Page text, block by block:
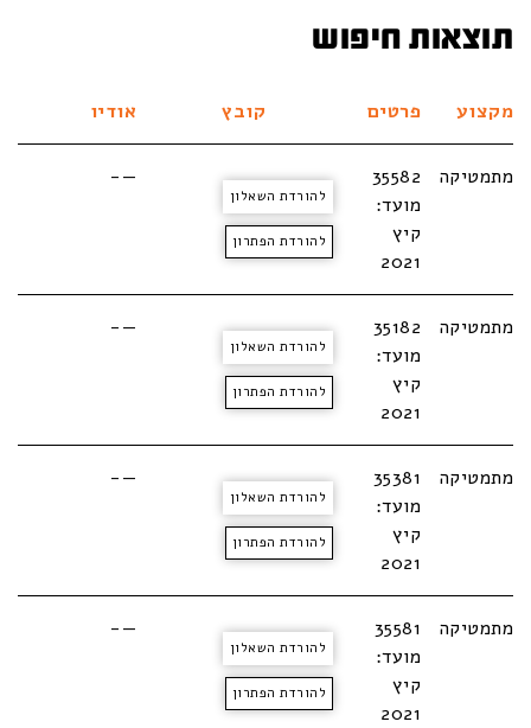
תוצאות חיפוש
מקצוע פרטים קובץ אודיו
מתמטיקה
35582
מועד:
קיץ
2021
להורדת השאלון
להורדת הפתרון
—-
מתמטיקה
35182
מועד:
קיץ
2021
להורדת השאלון
להורדת הפתרון
—-
מתמטיקה
35381
מועד:
קיץ
2021
להורדת השאלון
להורדת הפתרון
—-
מתמטיקה
35581
מועד:
קיץ
2021
להורדת השאלון
להורדת הפתרון
—-